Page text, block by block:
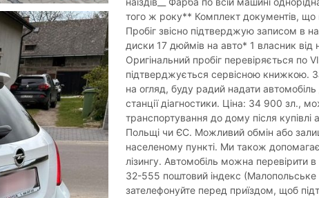
того ж року** Комплект документів, що
Пробіг звісно підтверджую записом в
диски 17 дюймів на авто* 1 власник від
Оригінальний пробіг перевіряється по
підтверджується сервісною книжкою.
на огляд, буду радий надати
станції діагностики. Ціна: 34 900 зл.,
транспортування до дому після купівлі
Польщі чи ЄС. Можливий обмін або
населеному пункті. Ми також
лізингу. Автомобіль можна перевірити
32-555 поштовий індекс
зателефонуйте перед приїздом, щоб